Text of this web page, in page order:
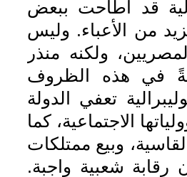
قد أطاحت ببعض
من الأعباء. وليس
ولكنه منذر
في هذه الظروف
تعفي الدولة
الاجتماعية، كما
وبيع ممتلكات
رقابة شعبية واجبة.